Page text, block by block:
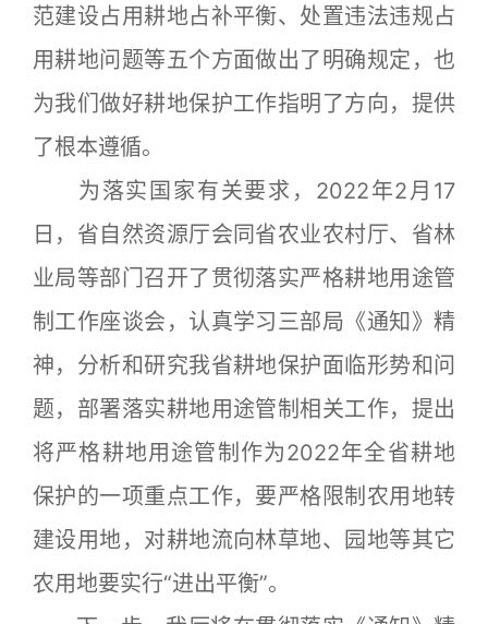
范建设占用耕地占补平衡、处置违法违规占
用耕地问题等五个方面做出了明确规定，也
为我们做好耕地保护工作指明了方向，提供
了根本遵循。
为落实国家有关要求，2022年2月17
日，省自然资源厅会同省农业农村厅、省林
业局等部门召开了贯彻落实严格耕地用途管
制工作座谈会，认真学习三部局《通知》精
神，分析和研究我省耕地保护面临形势和问
题，部署落实耕地用途管制相关工作，提出
将严格耕地用途管制作为2022年全省耕地
保护的一项重点工作，要严格限制农用地转
建设用地，对耕地流向林草地、园地等其它
农用地要实行“进出平衡”。